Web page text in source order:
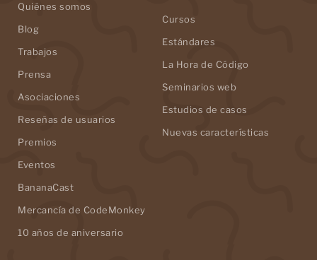
Quiénes somos
Blog
Trabajos
Prensa
Asociaciones
Reseñas de usuarios
Premios
Eventos
BananaCast
Mercancía de CodeMonkey
10 años de aniversario
Cursos
Estándares
La Hora de Código
Seminarios web
Estudios de casos
Nuevas características